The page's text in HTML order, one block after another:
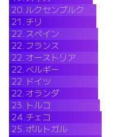
20.ルクセンブルク
21.チリ
22. スペイン
22. フランス
22.オーストリア
22.ベルギー
22. ドイツ
22.オランダ
23. トルコ
24.チェコ
25. ポルトガル